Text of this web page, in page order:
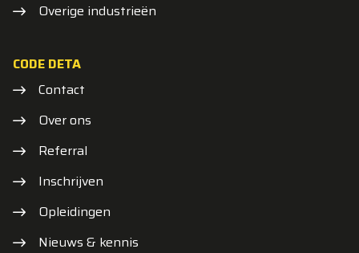
Overige industrieën
CODE DETA
Contact
Over ons
Referral
Inschrijven
Opleidingen
Nieuws & kennis